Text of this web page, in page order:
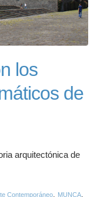
los
de
arquitectónica de
Contemporáneo, MUNCA,